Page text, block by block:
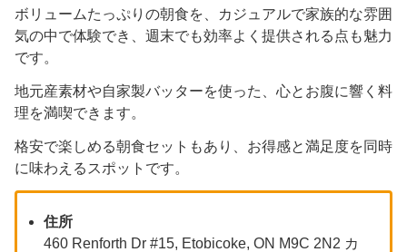
ボリュームたっぷりの朝食を、カジュアルで家族的な雰囲
気の中で体験でき、週末でも効率よく提供される点も魅力
です。
地元産素材や自家製バッターを使った、心とお腹に響く料
理を満喫できます。
格安で楽しめる朝食セットもあり、お得感と満足度を同時
に味わえるスポットです。
住所
460 Renforth Dr #15, Etobicoke, ON M9C 2N2 カ